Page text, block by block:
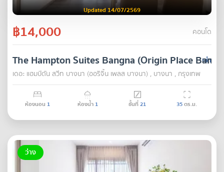
Updated 14/07/2569
฿14,000 คอนโด
เช่า
The Hampton Suites Bangna (Origin Place
เดอะ แฮมป์ตัน สวีท บางนา (ออริจิ้น เพลส บางนา) , บางนา , กรุงเทพ
ห้องนอน 1 ห้องน้ำ 1 ชั้นที่21 35ตร.ม.
ว่าง